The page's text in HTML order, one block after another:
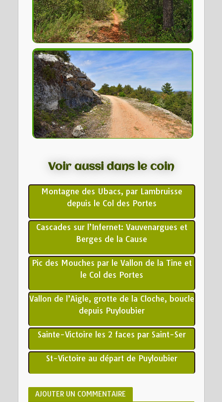
Voir aussi dans le coin
Montagne des Ubacs, par Lambruisse
depuis le Col des Portes
Cascades sur l’Infernet: Vauvenargues et
Berges de la Cause
Pic des Mouches par le Vallon de la Tine et
le Col des Portes
Vallon de l’Aigle, grotte de la Cloche, boucle
depuis Puyloubier
Sainte-Victoire les 2 faces par Saint-Ser
St-Victoire au départ de Puyloubier
AJOUTER UN COMMENTAIRE